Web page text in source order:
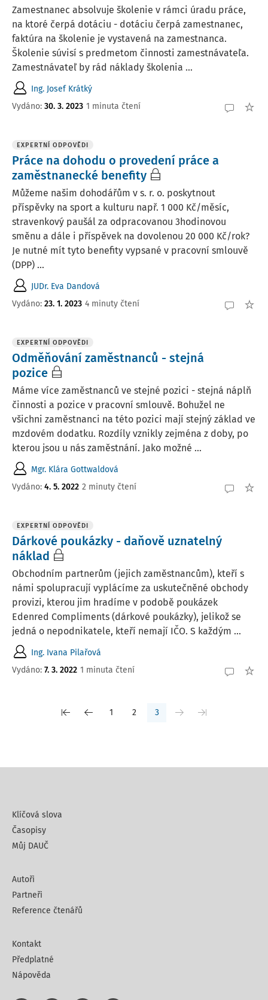
Zamestnanec absolvuje školenie v rámci úradu práce,
na ktoré čerpá dotáciu - dotáciu čerpá zamestnanec,
faktúra na školenie je vystavená na zamestnanca.
Školenie súvisí s predmetom činnosti zamestnávateľa.
Zamestnávateľ by rád náklady školenia ...
Ing. Josef Krátký
Vydáno: 30. 3. 2023 1 minuta čtení
EXPERTNÍ ODPOVĚDI
Práce na dohodu o provedení práce a
zaměstnanecké benefity
Můžeme našim dohodářům v s. r. o. poskytnout
příspěvky na sport a kulturu např. 1 000 Kč/měsíc,
stravenkový paušál za odpracovanou 3hodinovou
směnu a dále i příspěvek na dovolenou 20 000 Kč/rok?
Je nutné mít tyto benefity vypsané v pracovní smlouvě
(DPP) ...
JUDr. Eva Dandová
Vydáno: 23. 1. 2023 4 minuty čtení
EXPERTNÍ ODPOVĚDI
Odměňování zaměstnanců - stejná
pozice
Máme více zaměstnanců ve stejné pozici - stejná náplň
činnosti a pozice v pracovní smlouvě. Bohužel ne
všichni zaměstnanci na této pozici mají stejný základ ve
mzdovém dodatku. Rozdíly vznikly zejména z doby, po
kterou jsou u nás zaměstnání. Jako možné ...
Mgr. Klára Gottwaldová
Vydáno: 4. 5. 2022 2 minuty čtení
EXPERTNÍ ODPOVĚDI
Dárkové poukázky - daňově uznatelný
náklad
Obchodním partnerům (jejich zaměstnancům), kteří s
námi spolupracují vyplácíme za uskutečněné obchody
provizi, kterou jim hradíme v podobě poukázek
Edenred Compliments (dárkové poukázky), jelikož se
jedná o nepodnikatele, kteří nemají IČO. S každým ...
Ing. Ivana Pilařová
Vydáno: 7. 3. 2022 1 minuta čtení
1 2 3
Klíčová slova
Časopisy
Můj DAUČ
Autoři
Partneři
Reference čtenářů
Kontakt
Předplatné
Nápověda